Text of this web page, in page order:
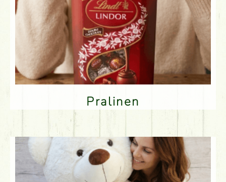
Pralinen